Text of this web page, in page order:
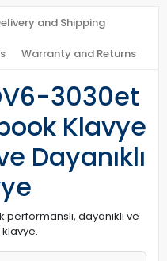
and Shipping
Warranty and Returns
3030et
Klavye
Dayanıklı
performanslı, dayanıklı ve